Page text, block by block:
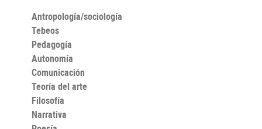
Antropología/sociología
Tebeos
Pedagogía
Autonomía
Comunicación
Teoría del arte
Filosofía
Narrativa